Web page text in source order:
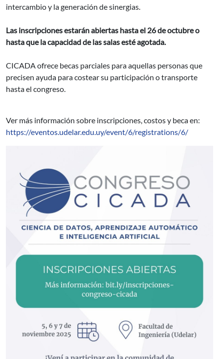
intercambio y la generación de sinergias.
Las inscripciones estarán abiertas hasta el 26 de octubre o
hasta que la capacidad de las salas esté agotada.
CICADA ofrece becas parciales para aquellas personas que
precisen ayuda para costear su participación o transporte
hasta el congreso.
Ver más información sobre inscripciones, costos y beca en:
https://eventos.udelar.edu.uy/event/6/registrations/6/